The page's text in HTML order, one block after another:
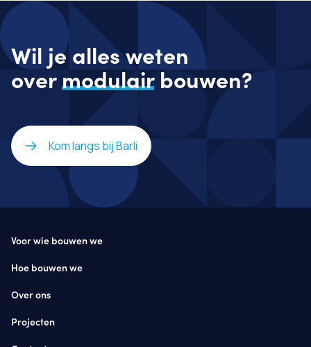
Wil je alles weten
overmodulairbouwen?
Kom langs bij Barli
Voor wie bouwen we
Hoe bouwen we
Over ons
Projecten